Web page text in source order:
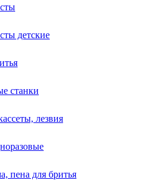
детские
станки
лезвия
пена для бритья